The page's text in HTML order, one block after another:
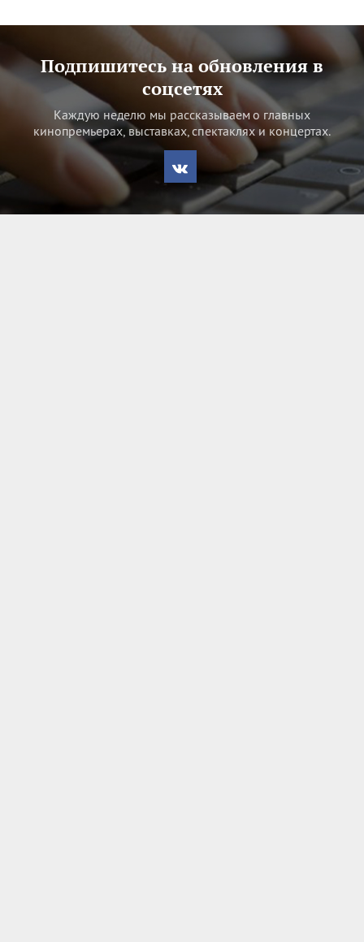
Подпишитесь на обновления в
соцсетях
Каждую неделю мы рассказываем о главных
кинопремьерах, выставках, спектаклях и концертах.